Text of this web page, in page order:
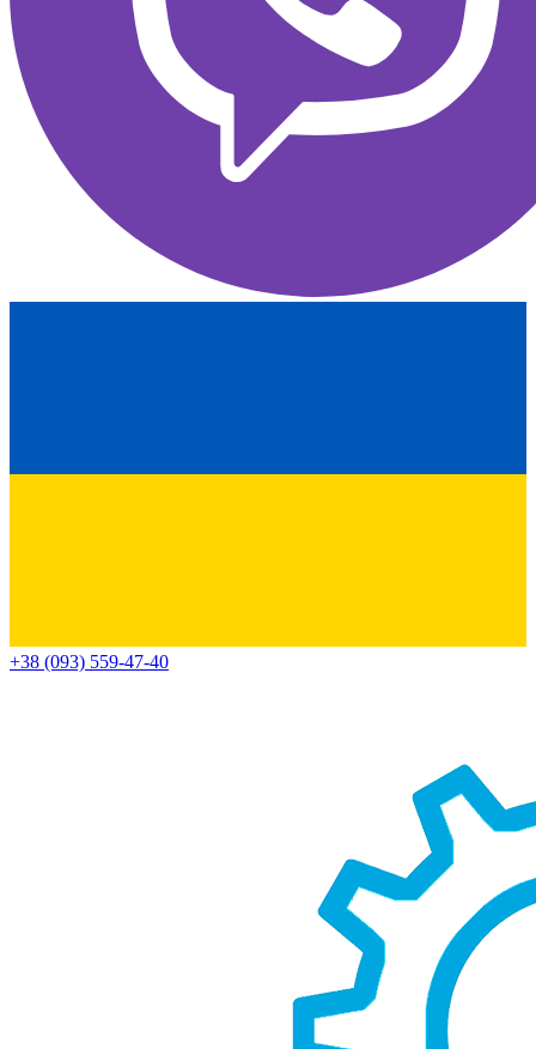
+38 (093) 559-47-40